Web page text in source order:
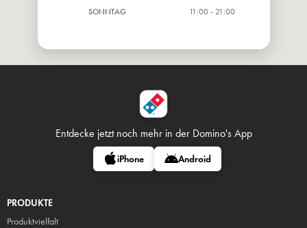
SONNTAG
11:00 - 21:00
Entdecke jetzt noch mehr in der Domino's App
iPhone Android
PRODUKTE
Produktvielfalt